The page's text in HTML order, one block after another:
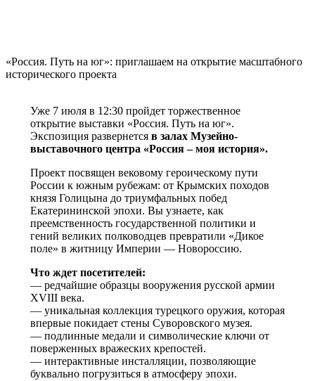
«Россия. Путь на юг»: приглашаем на открытие масштабного
исторического проекта
Уже 7 июля в 12:30 пройдет торжественное
открытие выставки «Россия. Путь на юг».
Экспозиция развернется в залах Музейно-
выставочного центра «Россия – моя история».
Проект посвящен вековому героическому пути
России к южным рубежам: от Крымских походов
князя Голицына до триумфальных побед
Екатерининской эпохи. Вы узнаете, как
преемственность государственной политики и
гений великих полководцев превратили «Дикое
поле» в житницу Империи — Новороссию.
Что ждет посетителей:
— редчайшие образцы вооружения русской армии
XVIII века.
— уникальная коллекция турецкого оружия, которая
впервые покидает стены Суворовского музея.
— подлинные медали и символические ключи от
поверженных вражеских крепостей.
— интерактивные инсталляции, позволяющие
буквально погрузиться в атмосферу эпохи.